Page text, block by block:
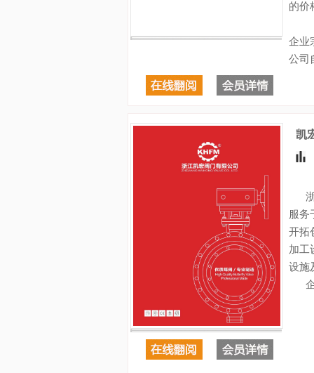
的价
企业
公司
凯
浙
服务
开拓
加工
设施
企